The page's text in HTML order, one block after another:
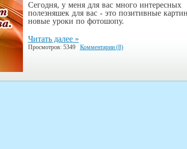
Сегодня, у меня для вас много интересных
полезняшек для вас - это позитивные
новые уроки по фотошопу.
Читать далее »
Просмотров: 5349 Комментарии (8)